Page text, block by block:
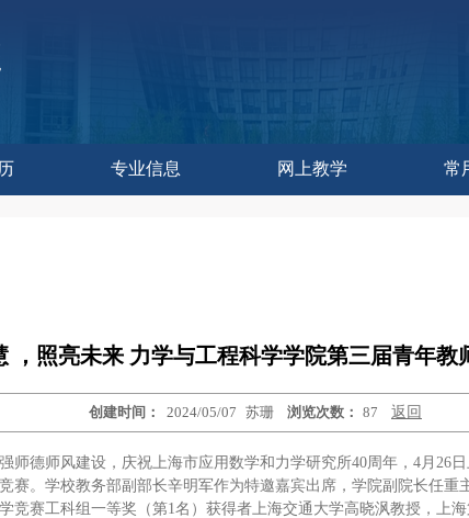
专业信息 网上教学 常
，照亮未来 力学与工程科学学院第三届青年教
创建时间： 2024/05/07 苏珊 浏览次数： 87 返回
师德师风建设，庆祝上海市应用数学和力学研究所40周年，4月26
赛。学校教务部副部长辛明军作为特邀嘉宾出席，学院副院长任重
竞赛工科组一等奖（第1名）获得者上海交通大学高晓沨教授，上